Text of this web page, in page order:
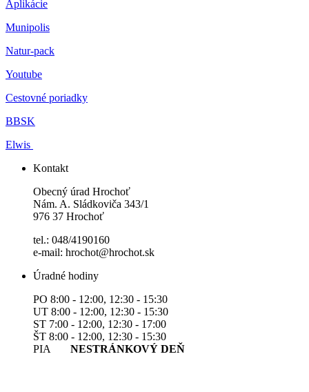
Aplikácie
Munipolis
Natur-pack
Youtube
Cestovné poriadky
BBSK
Elwis
Kontakt
Obecný úrad Hrochoť
Nám. A. Sládkoviča 343/1
976 37 Hrochoť
tel.: 048/4190160
e-mail: hrochot@hrochot.sk
Úradné hodiny
PO 8:00 - 12:00, 12:30 - 15:30
UT 8:00 - 12:00, 12:30 - 15:30
ST 7:00 - 12:00, 12:30 - 17:00
ŠT 8:00 - 12:00, 12:30 - 15:30
PIA NESTRÁNKOVÝ DEŇ